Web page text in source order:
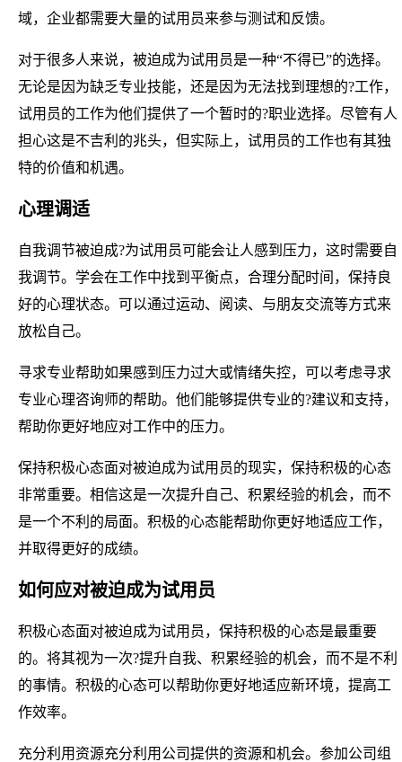
域，企业都需要大量的试用员来参与测试和反馈。
对于很多人来说，被迫成为试用员是一种“不得已”的选择。
无论是因为缺乏专业技能，还是因为无法找到理想的?工作，
试用员的工作为他们提供了一个暂时的?职业选择。尽管有人
担心这是不吉利的兆头，但实际上，试用员的工作也有其独
特的价值和机遇。
心理调适
自我调节被迫成?为试用员可能会让人感到压力，这时需要自
我调节。学会在工作中找到平衡点，合理分配时间，保持良
好的心理状态。可以通过运动、阅读、与朋友交流等方式来
放松自己。
寻求专业帮助如果感到压力过大或情绪失控，可以考虑寻求
专业心理咨询师的帮助。他们能够提供专业的?建议和支持，
帮助你更好地应对工作中的压力。
保持积极心态面对被迫成为试用员的现实，保持积极的心态
非常重要。相信这是一次提升自己、积累经验的机会，而不
是一个不利的局面。积极的心态能帮助你更好地适应工作，
并取得更好的成绩。
如何应对被迫成为试用员
积极心态面对被迫成为试用员，保持积极的心态是最重要
的。将其视为一次?提升自我、积累经验的机会，而不是不利
的事情。积极的心态可以帮助你更好地适应新环境，提高工
作效率。
充分利用资源充分利用公司提供的资源和机会。参加公司组